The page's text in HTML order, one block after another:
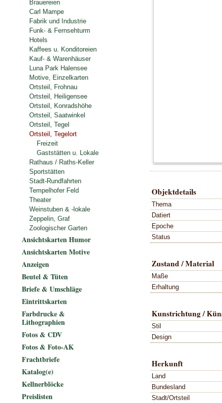
Objektdetails
Thema
Datiert
Epoche
Status
Zustand / Material
Maße
Erhaltung
Kunstrichtung /
Stil
Design
Herkunft
Land
Bundesland
Stadt/Ortsteil
Brauereien
Carl Mampe
Fabrik und Industrie
Funk- & Fernsehturm
Hotels
Kaffees u. Konditoreien
Kauf- & Warenhäuser
Luna Park Halensee
Motive, Einzelkarten
Ortsteil, Frohnau
Ortsteil, Heiligensee
Ortsteil, Konradshöhe
Ortsteil, Saatwinkel
Ortsteil, Tegel
Ortsteil, Tegelort
Freizeit
Gaststätten u. Lokale
Rathaus / Raths-Keller
Sportstätten
Stadt-Rundfahrten
Tempelhofer Feld
Theater
Weinstuben & -lokale
Zeppelin, Graf
Zoologischer Garten
Ansichtskarten Humor
Ansichtskarten Motive
Anzeigen
Beutel & Tüten
Briefe & Umschläge
Eintrittskarten
Farbdrucke &
Lithographien
Fotos & CDV
Fotos & Foto-AK
Frachtbriefe
Katalog(e)
Kellnerblöcke
Preislisten